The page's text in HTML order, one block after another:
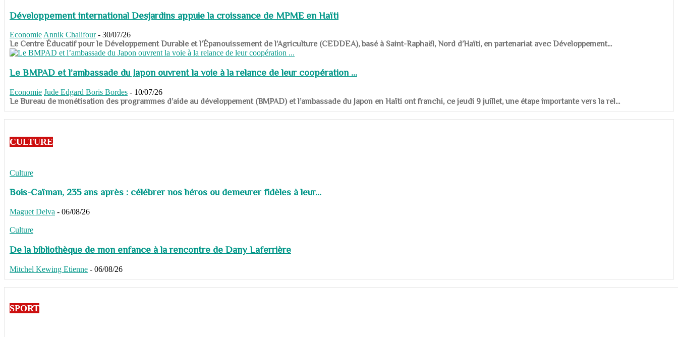
Développement international Desjardins appuie la croissance de MPME en Haïti
Economie Annik Chalifour - 30/07/26
​​​​​​​Le Centre Éducatif pour le Développement Durable et l’Épanouissement de l’Agriculture (CEDDEA), basé à Saint-Raphaël, Nord d’Haïti, en partenariat avec Développement...
Le BMPAD et l’ambassade du Japon ouvrent la voie à la relance de leur coopération ...
Economie Jude Edgard Boris Bordes - 10/07/26
​​​​​​​Le Bureau de monétisation des programmes d’aide au développement (BMPAD) et l’ambassade du Japon en Haïti ont franchi, ce jeudi 9 juillet, une étape importante vers la rel...
CULTURE
Culture
Bois-Caïman, 235 ans après : célébrer nos héros ou demeurer fidèles à leur...
Maguet Delva - 06/08/26
Culture
De la bibliothèque de mon enfance à la rencontre de Dany Laferrière
Mitchel Kewing Etienne - 06/08/26
SPORT